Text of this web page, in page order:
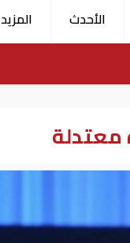
الأحدث المزيد
معتدلة